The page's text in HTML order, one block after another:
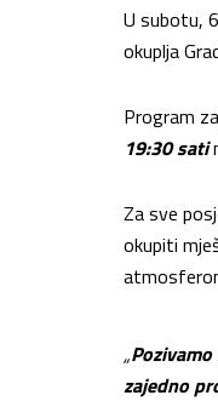
U subotu,
okuplja
Program
19:30 sati
Za sve
okupiti
„
zajedno